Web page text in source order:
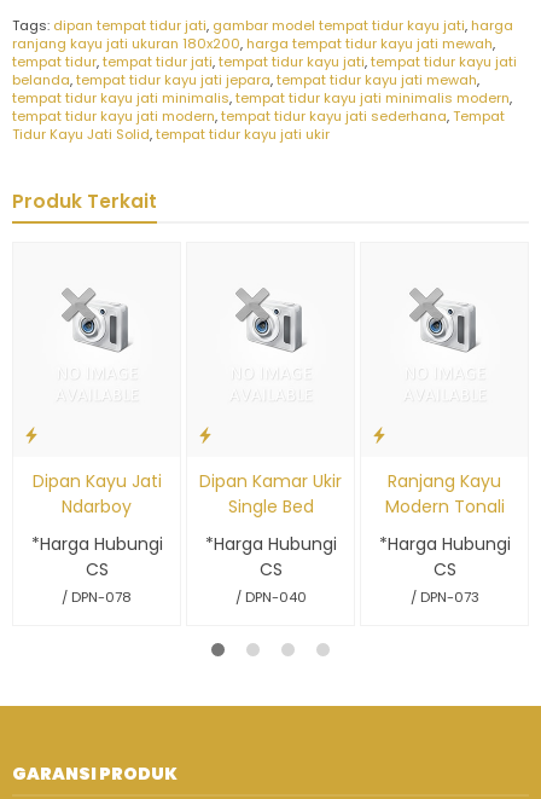
Tags: dipan tempat tidur jati, gambar model tempat tidur kayu jati, harga
ranjang kayu jati ukuran 180x200, harga tempat tidur kayu jati mewah,
tempat tidur,tempat tidur jati,tempat tidur kayu jati,tempat tidur kayu jati
belanda,tempat tidur kayu jati jepara,tempat tidur kayu jati mewah,
tempat tidur kayu jati minimalis,tempat tidur kayu jati minimalis modern,
tempat tidur kayu jati modern,tempat tidur kayu jati sederhana,Tempat
Tidur Kayu Jati Solid,tempat tidur kayu jati ukir
Produk Terkait
Dipan Kayu Jati
Ndarboy
*Harga Hubungi
CS
/ DPN-078
Dipan Kamar Ukir
Single Bed
*Harga Hubungi
CS
/ DPN-040
Ranjang Kayu
Modern Tonali
*Harga Hubungi
CS
/ DPN-073
GARANSI PRODUK